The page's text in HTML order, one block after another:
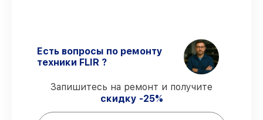
Официальная гарантия
– все
ремонтные услуги и комплектующие
защищены гарантийной поддержкой до
3 лет.
Мы гарантируем:
Есть вопросы по ремонту
техники FLIR ?
Запишитесь на ремонт и получите
скидку -25%